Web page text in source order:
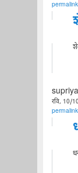
permalink
रवि, 10/
permalink